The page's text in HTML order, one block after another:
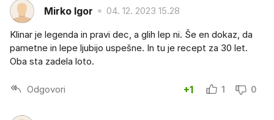
Mirko Igor 04. 12. 2023 15.28
Klinar je legenda in pravi dec, a glih lep ni. Še en dokaz, da
pametne in lepe ljubijo uspešne. In tu je recept za 30 let.
Oba sta zadela loto.
Odgovori +1 1 0